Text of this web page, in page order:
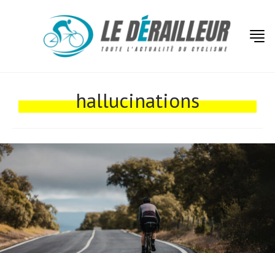
hallucinations
Tests de produits
Tous nos articles
À propos